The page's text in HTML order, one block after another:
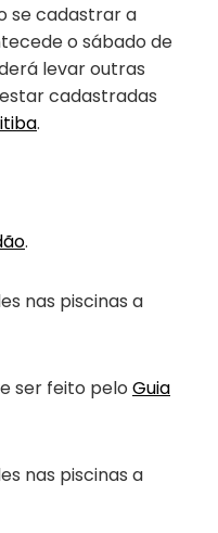
se cadastrar a
o sábado de
levar outras
cadastradas
.
.
nas piscinas a
ser feito pelo Guia
nas piscinas a